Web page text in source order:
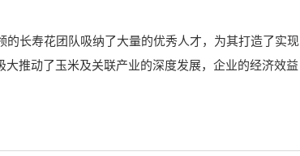
长寿花团队吸纳了大量的优秀人才，为其打造了实现
推动了玉米及关联产业的深度发展，企业的经济效益